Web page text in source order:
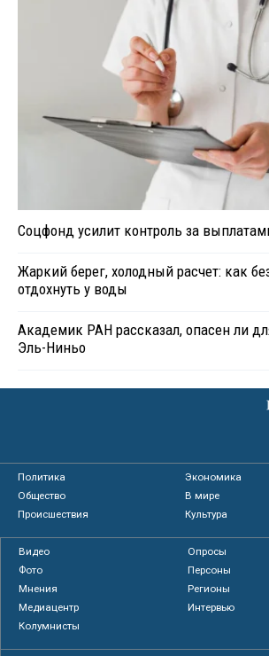
Соцфонд усилит контроль за
Жаркий берег, холодный расчет: как
отдохнуть у воды
Академик РАН рассказал, опасен ли
Эль-Ниньо
Политика
Экономика
Общество
В мире
Происшествия
Культура
Видео
Опросы
Фото
Персоны
Мнения
Регионы
Медиацентр
Интервью
Колумнисты